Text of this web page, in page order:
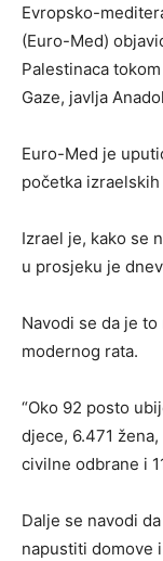
Evropsko-
(Euro-Med)
Palestinaca
Gaze, javlja
Euro-Med je
početka izraelskih
Izrael je, kako se
u prosjeku je
Navodi se da je
modernog rata.
“Oko 92 posto
djece, 6.471
civilne odbrane i
Dalje se navodi
napustiti domove